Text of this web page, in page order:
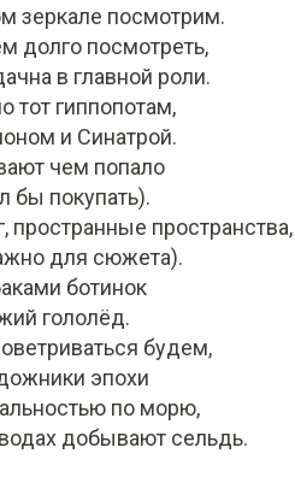
зеркале посмотрим.
долго посмотреть,
в главной роли.
тот гиппопотам,
и Синатрой.
чем попало
бы покупать).
пространные пространства,
для сюжета).
ботинок
гололёд.
будем,
эпохи
по морю,
добывают сельдь.